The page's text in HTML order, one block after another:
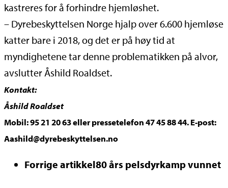
kastreres for å forhindre hjemløshet.
– Dyrebeskyttelsen Norge hjalp over 6.600 hjemløse
katter bare i 2018, og det er på høy tid at
myndighetene tar denne problematikken på alvor,
avslutter Åshild Roaldset.
Kontakt:
Åshild Roaldset
Mobil: 95 21 20 63 eller pressetelefon 47 45 88 44. E-post:
Aashild@dyrebeskyttelsen.no
Forrige artikkel80 års pelsdyrkamp vunnet